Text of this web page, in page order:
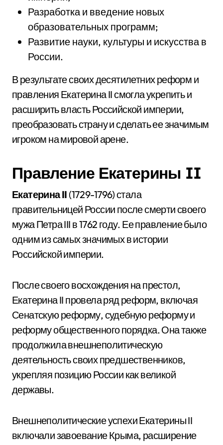
Разработка и введение новых
образовательных программ;
Развитие науки, культуры и искусства в
России.
В результате своих десятилетних реформ и
правления Екатерина II смогла укрепить и
расширить власть Российской империи,
преобразовать страну и сделать ее значимым
игроком на мировой арене.
Правление Екатерины II
Екатерина II (1729-1796) стала
правительницей России после смерти своего
мужа Петра III в 1762 году. Ее правление было
одним из самых значимых в истории
Российской империи.
После своего восхождения на престол,
Екатерина II провела ряд реформ, включая
Сенатскую реформу, судебную реформу и
реформу общественного порядка. Она также
продолжила внешнеполитическую
деятельность своих предшественников,
укрепляя позицию России как великой
державы.
Внешнеполитические успехи Екатерины II
включали завоевание Крыма, расширение